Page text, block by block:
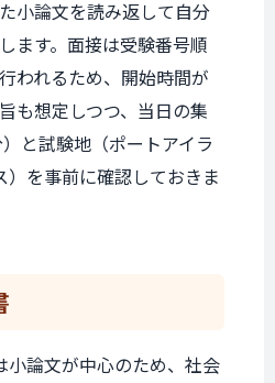
小論文を読み返して自分
ます。面接は受験番号順
われるため、開始時間が
も想定しつつ、当日の集
と試験地（ポートアイラ
）を事前に確認しておきま
小論文が中心のため、社会